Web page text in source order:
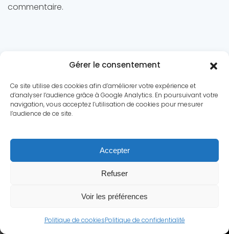
Gérer le consentement
Ce site utilise des cookies afin d’améliorer votre expérience et
d’analyser l’audience grâce à Google Analytics. En poursuivant votre
navigation, vous acceptez l’utilisation de cookies pour mesurer
l’audience de ce site.
Accepter
Refuser
Voir les préférences
Politique de cookiesPolitique de confidentialité
commentaire.
Chronologie
Culture
Tous droits réservés.